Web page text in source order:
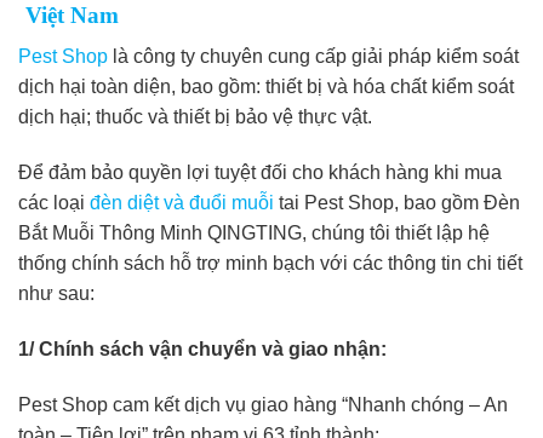
Việt Nam
Pest Shop là công ty chuyên cung cấp giải pháp kiểm soát
dịch hại toàn diện, bao gồm: thiết bị và hóa chất kiểm soát
dịch hại; thuốc và thiết bị bảo vệ thực vật.
Để đảm bảo quyền lợi tuyệt đối cho khách hàng khi mua
các loại đèn diệt và đuổi muỗi tai Pest Shop, bao gồm Đèn
Bắt Muỗi Thông Minh QINGTING, chúng tôi thiết lập hệ
thống chính sách hỗ trợ minh bạch với các thông tin chi tiết
như sau:
1/ Chính sách vận chuyển và giao nhận:
Pest Shop cam kết dịch vụ giao hàng “Nhanh chóng – An